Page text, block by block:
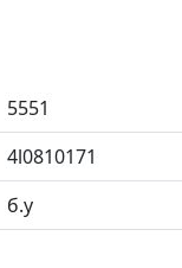
5551
4l0810171
б.у